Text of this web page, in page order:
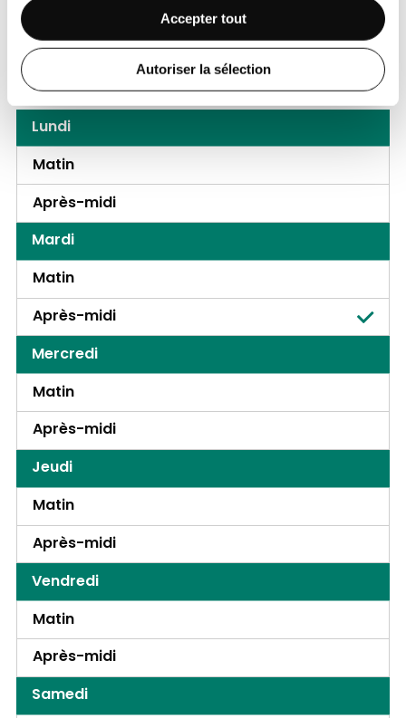
Accepter tout
Autoriser la sélection
Centre médical La Chapelle (Liège)
Rue Lambert Lombard 5,
Lundi
Matin
Après-midi
Mardi
Matin
Après-midi
Mercredi
Matin
Après-midi
Jeudi
Matin
Après-midi
Vendredi
Matin
Après-midi
Samedi